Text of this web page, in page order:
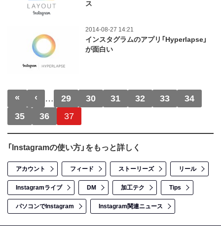
ス
2014-08-27 14:21
インスタグラムのアプリ「Hyperlapse」
が面白い
ページ送り
« 先頭ページ
‹ 前ページ
… 29 30 31 32 33
34
35
36 37
「Instagramの使い方」をもっと詳しく
アカウント フィード ストーリーズ リール
Instagramライブ DM 加工テク Tips
パソコンでInstagram Instagram関連ニュース